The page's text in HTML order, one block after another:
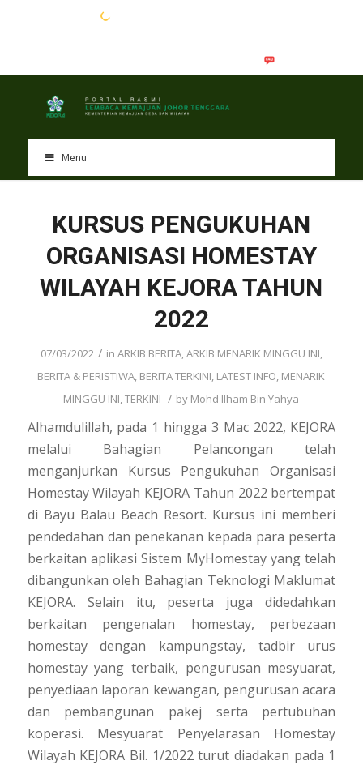
Menu
KURSUS PENGUKUHAN
ORGANISASI HOMESTAY
WILAYAH KEJORA TAHUN
2022
07/03/2022 / in ARKIB BERITA,ARKIB MENARIK MINGGU INI,
BERITA & PERISTIWA, BERITA TERKINI, LATEST INFO, MENARIK
MINGGU INI,TERKINI / by Mohd Ilham Bin Yahya
Alhamdulillah, pada 1 hingga 3 Mac 2022, KEJORA
melalui Bahagian Pelancongan telah
menganjurkan Kursus Pengukuhan Organisasi
Homestay Wilayah KEJORA Tahun 2022 bertempat
di Bayu Balau Beach Resort. Kursus ini memberi
pendedahan dan penekanan kepada para peserta
berkaitan aplikasi Sistem MyHomestay yang telah
dibangunkan oleh Bahagian Teknologi Maklumat
KEJORA. Selain itu, peserta juga didedahkan
berkaitan pengenalan homestay, perbezaan
homestay dengan kampungstay, tadbir urus
homestay yang terbaik, pengurusan mesyuarat,
penyediaan laporan kewangan, pengurusan acara
dan pembangunan pakej serta pertubuhan
koperasi. Mesyuarat Penyelarasan Homestay
Wilayah KEJORA Bil. 1/2022 turut diadakan pada 1